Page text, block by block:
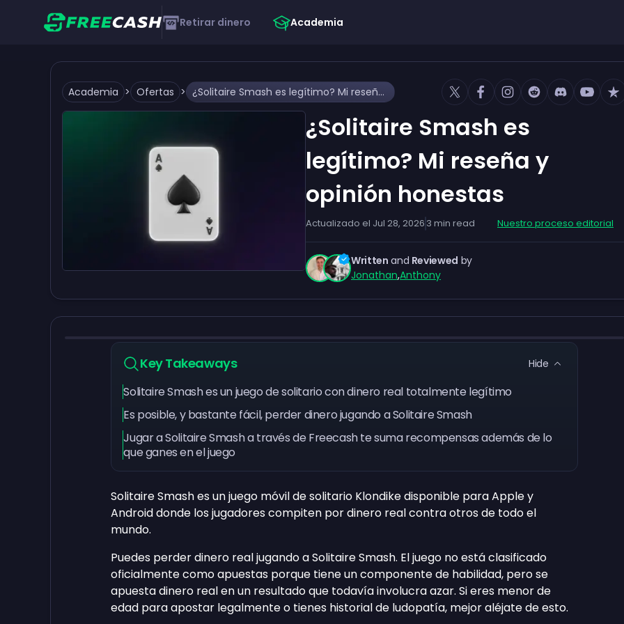
Retirar dinero Academia
Academia > Ofertas > ¿Solitaire Smash es legítimo? Mi reseña y opinión honestas
¿Solitaire Smash es
legítimo? Mi reseña y
opinión honestas
Actualizado el Jul 28, 2026 3 min read Nuestro proceso editorial
Written and Reviewed by
Jonathan,Anthony
Key Takeaways Hide
Solitaire Smash es un juego de solitario con dinero real totalmente legítimo
Es posible, y bastante fácil, perder dinero jugando a Solitaire Smash
Jugar a Solitaire Smash a través de Freecash te suma recompensas además de lo
que ganes en el juego
Solitaire Smash es un juego móvil de solitario Klondike disponible para Apple y
Android donde los jugadores compiten por dinero real contra otros de todo el
mundo.
Puedes perder dinero real jugando a Solitaire Smash. El juego no está clasificado
oficialmente como apuestas porque tiene un componente de habilidad, pero se
apuesta dinero real en un resultado que todavía involucra azar. Si eres menor de
edad para apostar legalmente o tienes historial de ludopatía, mejor aléjate de esto.